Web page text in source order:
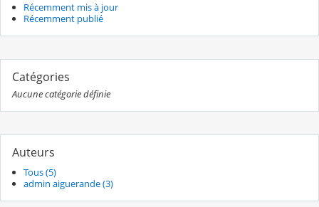
Récemment mis à jour
Récemment publié
Catégories
Aucune catégorie définie
Auteurs
Tous (5)
admin aiguerande (3)